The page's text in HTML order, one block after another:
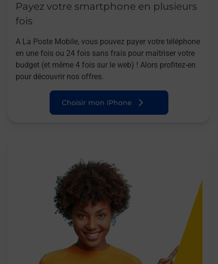
Payez votre smartphone en plusieurs
fois
A La Poste Mobile, vous pouvez payer votre téléphone
en une fois ou 24 fois sans frais pour maîtriser votre
budget (et même 4 fois sur le web) ! Alors profitez-en
pour découvrir nos offres.
Choisir mon iPhone